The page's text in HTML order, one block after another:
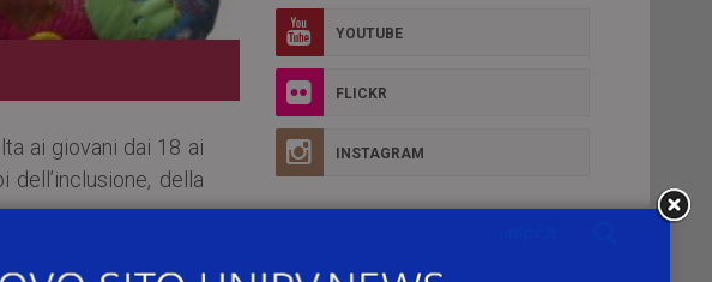
ai giovani dai 18 ai
della
indetti da enti e
YOUTUBE
FLICKR
INSTAGRAM